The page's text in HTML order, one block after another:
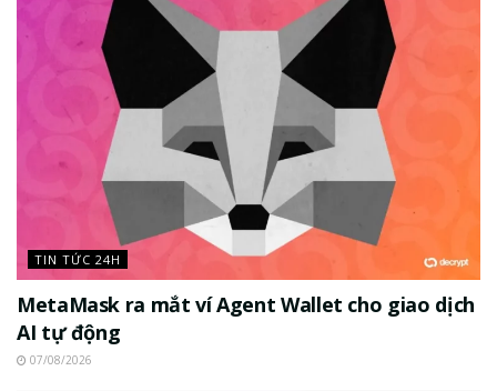
TIN TỨC 24H
MetaMask ra mắt ví Agent Wallet cho giao dịch
AI tự động
07/08/2026